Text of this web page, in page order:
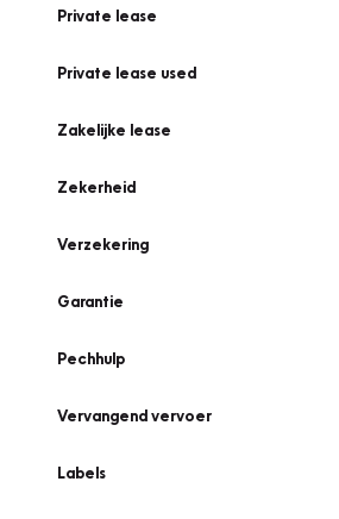
Private lease
Private lease used
Zakelijke lease
Zekerheid
Verzekering
Garantie
Pechhulp
Vervangend vervoer
Labels